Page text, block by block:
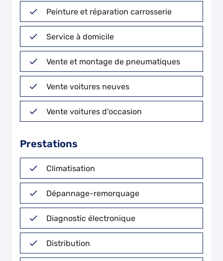
Peinture et réparation carrosserie
Service à domicile
Vente et montage de pneumatiques
Vente voitures neuves
Vente voitures d'occasion
Prestations
Climatisation
Dépannage-remorquage
Diagnostic électronique
Distribution